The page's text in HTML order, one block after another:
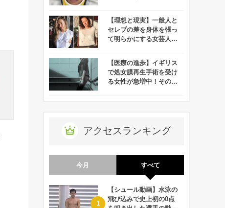
【理想と現実】一般人と
セレブの差を身体を張っ
て明らかにする女芸人の
ると話題に！
【医療の進歩】イギリス
で処女膜再生手術を受け
る女性が急増中！その理
アクセスランキング
今月 すべて
【シュール動画】水泳の
飛び込みで史上初の0点